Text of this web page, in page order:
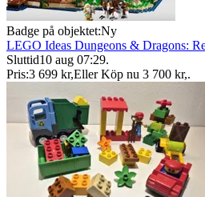
Badge på objektet:Ny
LEGO Ideas Dungeons & Dragons:
Sluttid10 aug 07:29.
Pris:3 699 kr,Eller Köp nu 3 700 kr,.